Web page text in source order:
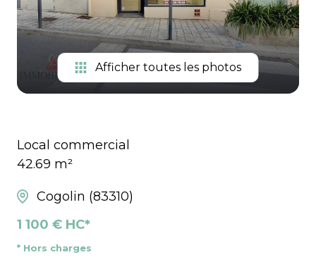
équipe
Contactez-
nous
Afficher toutes les photos
Local commercial
42.69 m²
Cogolin (83310)
1 100 € HC*
* Hors charges